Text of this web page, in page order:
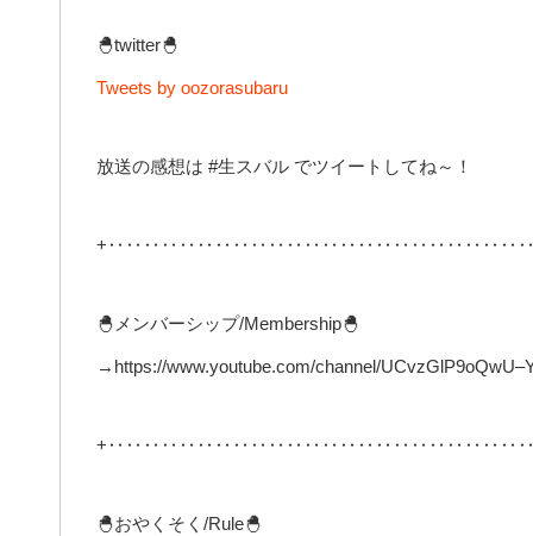
🐣twitter🐣
Tweets by oozorasubaru
放送の感想は #生スバル でツイートしてね～！
🐣メンバーシップ/Membership🐣
→https://www.youtube.com/channel/
🐣おやくそく/Rule🐣